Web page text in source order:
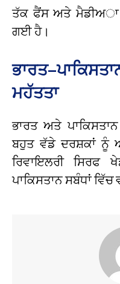
ਤੱਕ ਫੈਂਸ ਅਤੇ ਮੈਡੀਅਾ
ਗਈ ਹੈ।
ਮਹੱਤਤਾ
ਭਾਰਤ ਅਤੇ
ਬਹੁਤ ਵੱਡੇ ਦਰਸ਼ਕਾਂ ਨੂੰ
ਰਿਵਾਇਲਰੀ ਸਿਰਫ
ਪਾਕਿਸਤਾਨ ਸਬੰਧਾਂ